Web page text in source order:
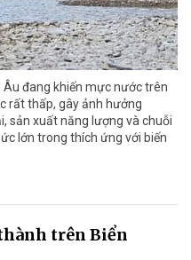
đang khiến mực nước trên
rất thấp, gây ảnh hưởng
sản xuất năng lượng và chuỗi
lớn trong thích ứng với biến
trên Biển